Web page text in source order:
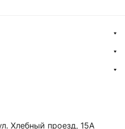
Хлебный проезд, 15А